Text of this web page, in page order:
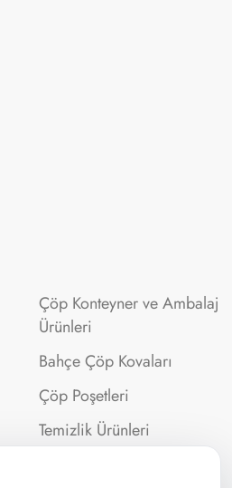
Çöp Konteyner ve Ambalaj
Ürünleri
Bahçe Çöp Kovaları
Çöp Poşetleri
Temizlik Ürünleri